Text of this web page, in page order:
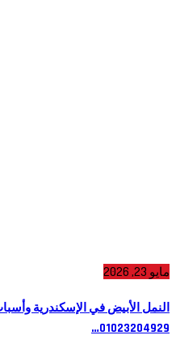
مايو 23, 2026
النمل الأبيض في الإسكندرية
01023204929…